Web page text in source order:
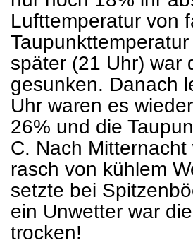
Lufttemperatur von
später (21 Uhr) war
gesunken. Danach
Uhr waren es
26% und die
C. Nach
rasch von kühlem
setzte bei
ein Unwetter war
trocken!